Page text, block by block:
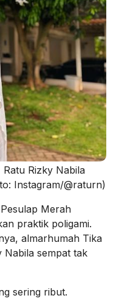
Rizky Nabila
Instagram/@raturn)
Merah
praktik poligami.
almarhumah Tika
Nabila sempat tak
sering ribut.